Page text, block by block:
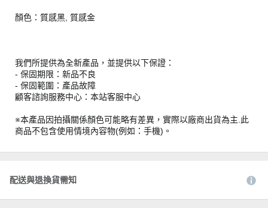
顏色：質感黑, 質感金
我們所提供為全新產品，並提供以下保證：
- 保固期限：新品不良
- 保固範圍：產品故障
顧客諮詢服務中心：本站客服中心
※本產品因拍攝關係顏色可能略有差異，實際以廠商出貨為主.此
商品不包含使用情境內容物(例如：手機)。
配送與退換貨需知